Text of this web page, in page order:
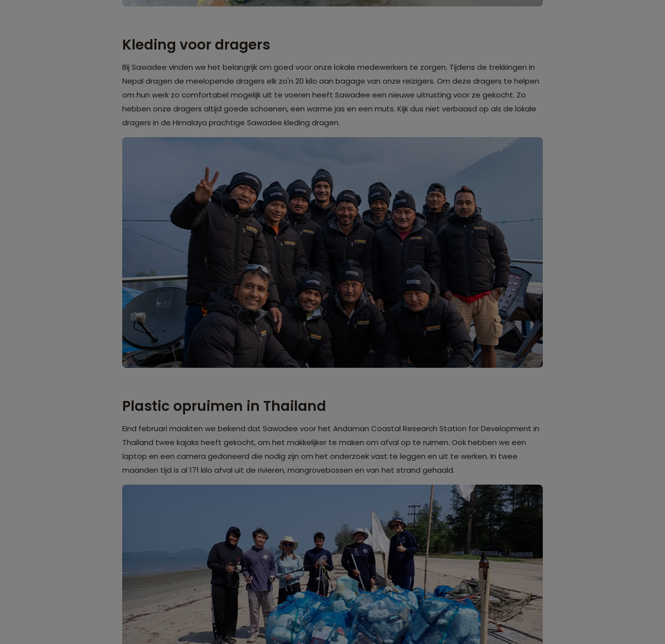
Kleding voor dragers
Bij Sawadee vinden we het belangrijk om goed voor onze lokale medewerkers te zorgen. Tijdens de trekkingen in
Nepal dragen de meelopende dragers elk zo'n 20 kilo aan bagage van onze reizigers. Om deze dragers te helpen
om hun werk zo comfortabel mogelijk uit te voeren heeft Sawadee een nieuwe uitrusting voor ze gekocht. Zo
hebben onze dragers altijd goede schoenen, een warme jas en een muts. Kijk dus niet verbaasd op als de lokale
dragers in de Himalaya prachtige Sawadee kleding dragen.
Plastic opruimen in Thailand
Eind februari maakten we bekend dat Sawadee voor het Andaman Coastal Research Station for Development in
Thailand twee kajaks heeft gekocht, om het makkelijker te maken om afval op te ruimen. Ook hebben we een
laptop en een camera gedoneerd die nodig zijn om het onderzoek vast te leggen en uit te werken. In twee
maanden tijd is al 171 kilo afval uit de rivieren, mangrovebossen en van het strand gehaald.